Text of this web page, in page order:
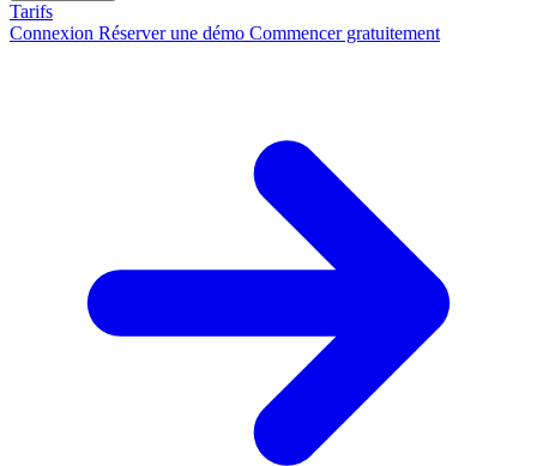
Tarifs
Connexion Réserver une démo Commencer gratuitement